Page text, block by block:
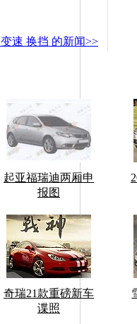
变速 换挡 的新闻>>
起亚福瑞迪两厢申
报图
奇瑞21款重磅新车
谍照